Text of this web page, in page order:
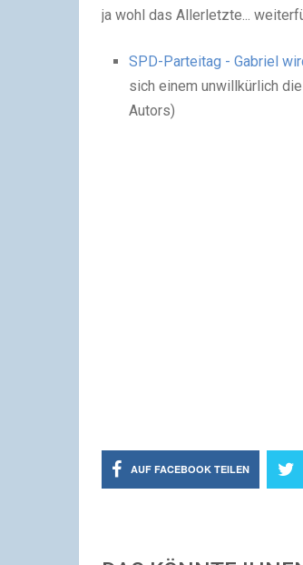
ja wohl das Allerletzte...
SPD-Parteitag - Gabriel
sich einem unwillkürlich
Autors)
AUF FACEBOOK TEILEN